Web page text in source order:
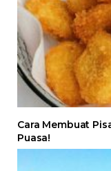
Cara Membuat
Puasa!